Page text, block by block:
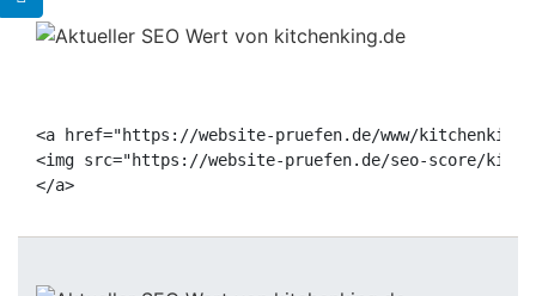
<a href="https://website-pruefen.de/www/
<img src="https://website-pruefen.de/seo-score/